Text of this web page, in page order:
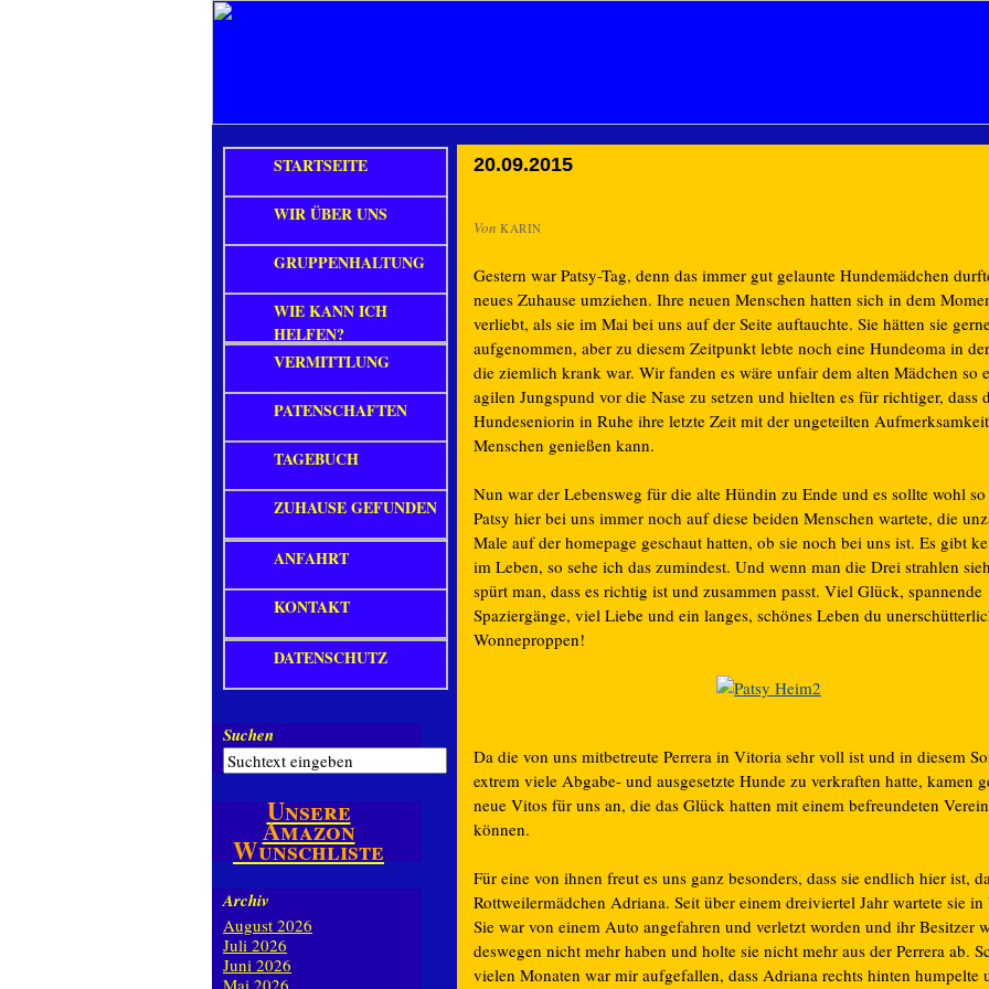
20.09.2015
Von KARIN
Gestern war Patsy-Tag, denn das immer gut gelaunte Hundemädchen
neues Zuhause umziehen. Ihre neuen Menschen hatten sich in dem
verliebt, als sie im Mai bei uns auf der Seite auftauchte. Sie hätten sie
aufgenommen, aber zu diesem Zeitpunkt lebte noch eine Hundeoma in
die ziemlich krank war. Wir fanden es wäre unfair dem alten Mädchen so
agilen Jungspund vor die Nase zu setzen und hielten es für richtiger, dass
Hundeseniorin in Ruhe ihre letzte Zeit mit der ungeteilten
Menschen genießen kann.
Nun war der Lebensweg für die alte Hündin zu Ende und es sollte wohl so
Patsy hier bei uns immer noch auf diese beiden Menschen wartete, die
Male auf der homepage geschaut hatten, ob sie noch bei uns ist. Es gibt
im Leben, so sehe ich das zumindest. Und wenn man die Drei strahlen
spürt man, dass es richtig ist und zusammen passt. Viel Glück, spannende
Spaziergänge, viel Liebe und ein langes, schönes Leben du
Wonneproppen!
Da die von uns mitbetreute Perrera in Vitoria sehr voll ist und in diesem
extrem viele Abgabe- und ausgesetzte Hunde zu verkraften hatte, kamen
neue Vitos für uns an, die das Glück hatten mit einem befreundeten
können.
Für eine von ihnen freut es uns ganz besonders, dass sie endlich hier ist,
Rottweilermädchen Adriana. Seit über einem dreiviertel Jahr wartete sie
Sie war von einem Auto angefahren und verletzt worden und ihr Besitzer
deswegen nicht mehr haben und holte sie nicht mehr aus der Perrera ab.
vielen Monaten war mir aufgefallen, dass Adriana rechts hinten humpelte
STARTSEITE
WIR ÜBER UNS
GRUPPENHALTUNG
WIE KANN ICH
HELFEN?
VERMITTLUNG
PATENSCHAFTEN
TAGEBUCH
ZUHAUSE GEFUNDEN
ANFAHRT
KONTAKT
DATENSCHUTZ
Suchen
Unsere
Amazon
Wunschliste
Archiv
August 2026
Juli 2026
Juni 2026
Mai 2026